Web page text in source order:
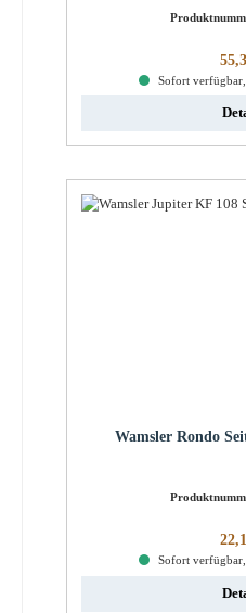
Sofort
Wamsler Rondo
Sofort